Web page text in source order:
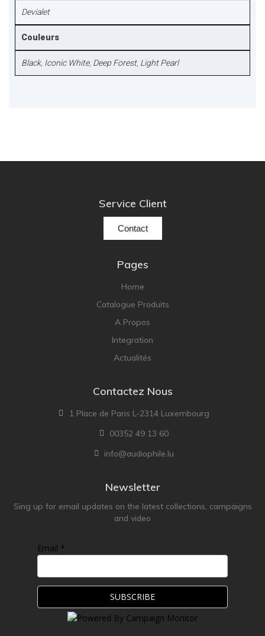
Devialet
Couleurs
Black, Iconic White, Deep Forest, Light Pearl
Service Client
Contact
Pages
Home
Catalogue Produits
A Propos
Integration
Actualités
Contactez Nous
1 Place de Paris L-2314 Luxembourg
00352 49 13 60
info@audiophile.lu
Newsletter
Sing up for email updates on the latest collections, campaigns
and video
Email *